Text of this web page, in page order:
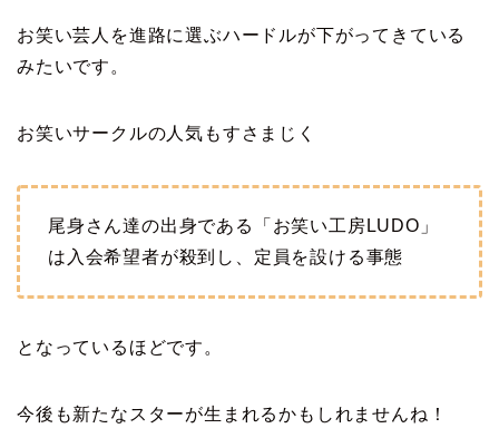
お笑い芸人を進路に選ぶハードルが下がってきている
みたいです。
お笑いサークルの人気もすさまじく
尾身さん達の出身である「お笑い工房LUDO」
は入会希望者が殺到し、定員を設ける事態
となっているほどです。
今後も新たなスターが生まれるかもしれませんね！